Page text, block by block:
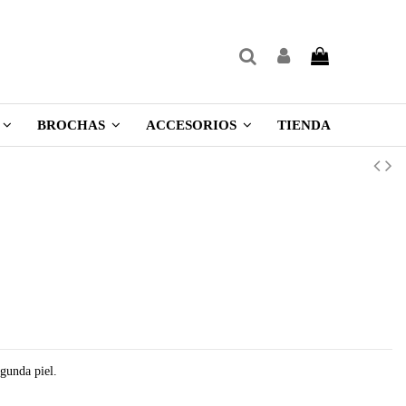
BROCHAS ACCESORIOS TIENDA
piel.